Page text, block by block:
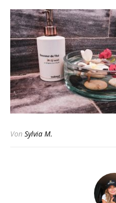
Von Sylvia M.